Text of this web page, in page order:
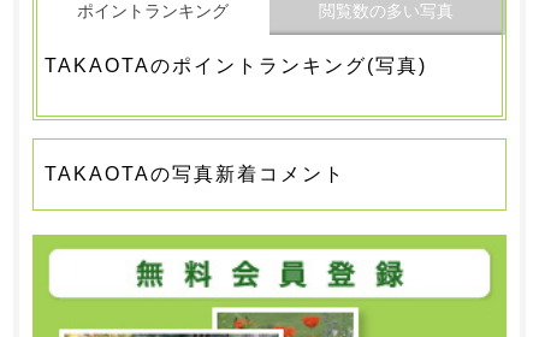
ポイントランキング 閲覧数の多い写真
TAKAOTAのポイントランキング(写真)
TAKAOTAの写真新着コメント